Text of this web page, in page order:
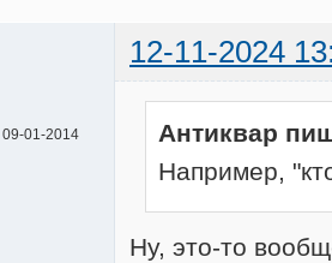
12-11-2024
09-01-2014
Антиквар
Например,
Ну, это-то